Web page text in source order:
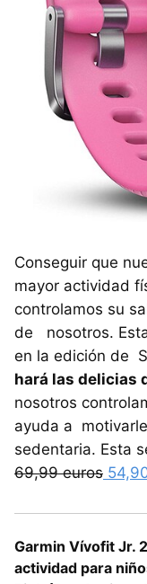
Conseguir que
mayor actividad
controlamos su
de nosotros.
en la edición de
hará las delicias
nosotros
ayuda a
sedentaria. Esta
69,99 euros
Garmin Vívofit Jr.
actividad para